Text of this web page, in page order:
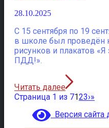
28.10.2025
С 15 сентября по 19
в школе был проведён
рисунков и плакатов
ПДД!».
Читать далее
Страница 1 из 7123›»
Версия